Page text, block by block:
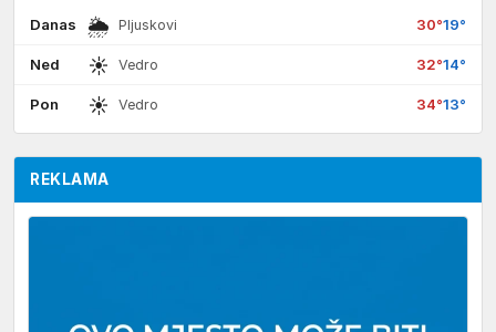
Danas 🌦 Pljuskovi 30°19°
Ned ☀ Vedro 32°14°
Pon ☀ Vedro 34°13°
REKLAMA